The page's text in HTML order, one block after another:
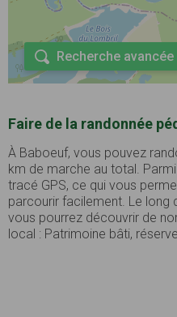
Recherche avancée
Faire de la randonnée
À Baboeuf, vous pouvez
km de marche au total.
tracé GPS, ce qui vous
parcourir facilement. Le long
vous pourrez découvrir de
local : Patrimoine bâti,